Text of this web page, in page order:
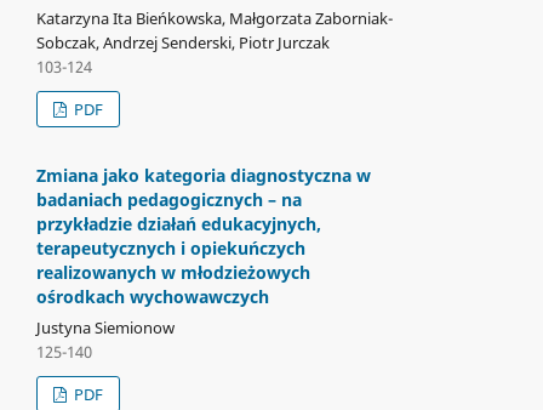
Katarzyna Ita Bieńkowska, Małgorzata Zaborniak-
Sobczak, Andrzej Senderski, Piotr Jurczak
103-124
PDF
Zmiana jako kategoria diagnostyczna w
badaniach pedagogicznych – na
przykładzie działań edukacyjnych,
terapeutycznych i opiekuńczych
realizowanych w młodzieżowych
ośrodkach wychowawczych
Justyna Siemionow
125-140
PDF